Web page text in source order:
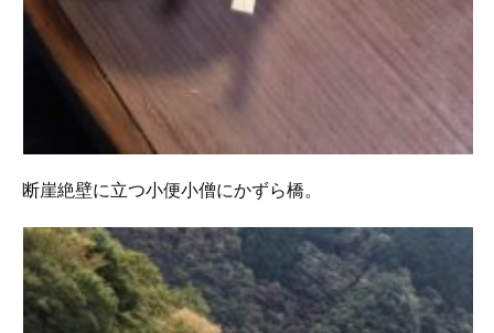
断崖絶壁に立つ小便小僧にかずら橋。